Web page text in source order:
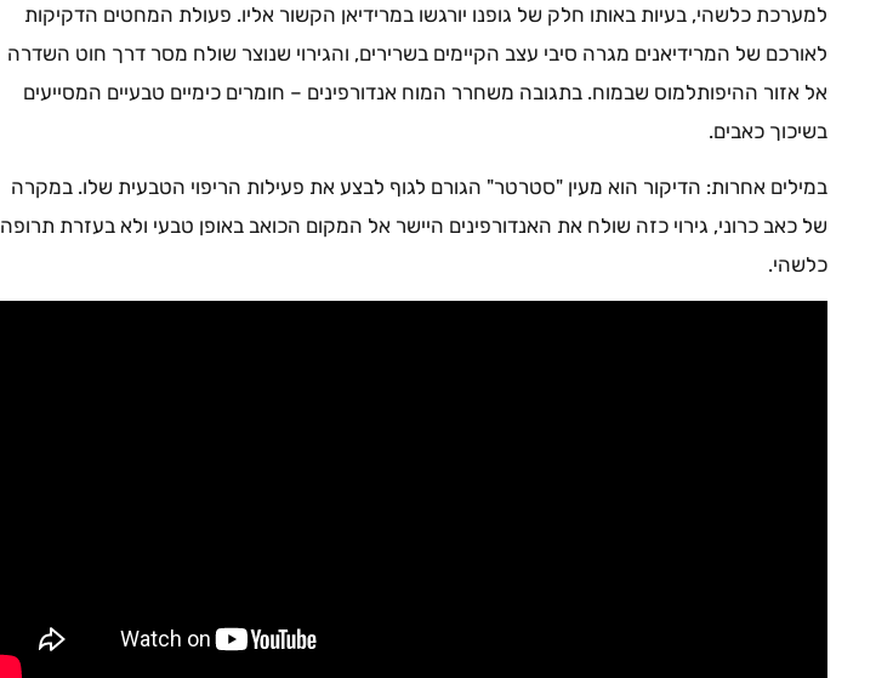
למערכת כלשהי, בעיות באותו חלק של גופנו יורגשו במרידיאן הקשור אליו. פעולת המחטים הדקיקות
לאורכם של המרידיאנים מגרה סיבי עצב הקיימים בשרירים, והגירוי שנוצר שולח מסר דרך חוט השדרה
אל אזור ההיפותלמוס שבמוח. בתגובה משחרר המוח אנדורפינים – חומרים כימיים טבעיים המסייעים
בשיכוך כאבים.
במילים אחרות: הדיקור הוא מעין "סטרטר" הגורם לגוף לבצע את פעילות הריפוי הטבעית שלו. במקרה
של כאב כרוני, גירוי כזה שולח את האנדורפינים היישר אל המקום הכואב באופן טבעי ולא בעזרת תרופה
כלשהי.